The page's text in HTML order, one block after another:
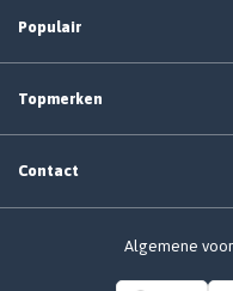
Populair
Topmerken
Contact
Algemene